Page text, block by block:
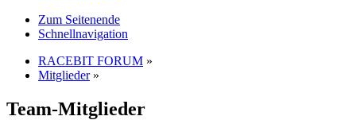
Zum Seitenende
Schnellnavigation
RACEBIT FORUM »
Mitglieder »
Team-Mitglieder